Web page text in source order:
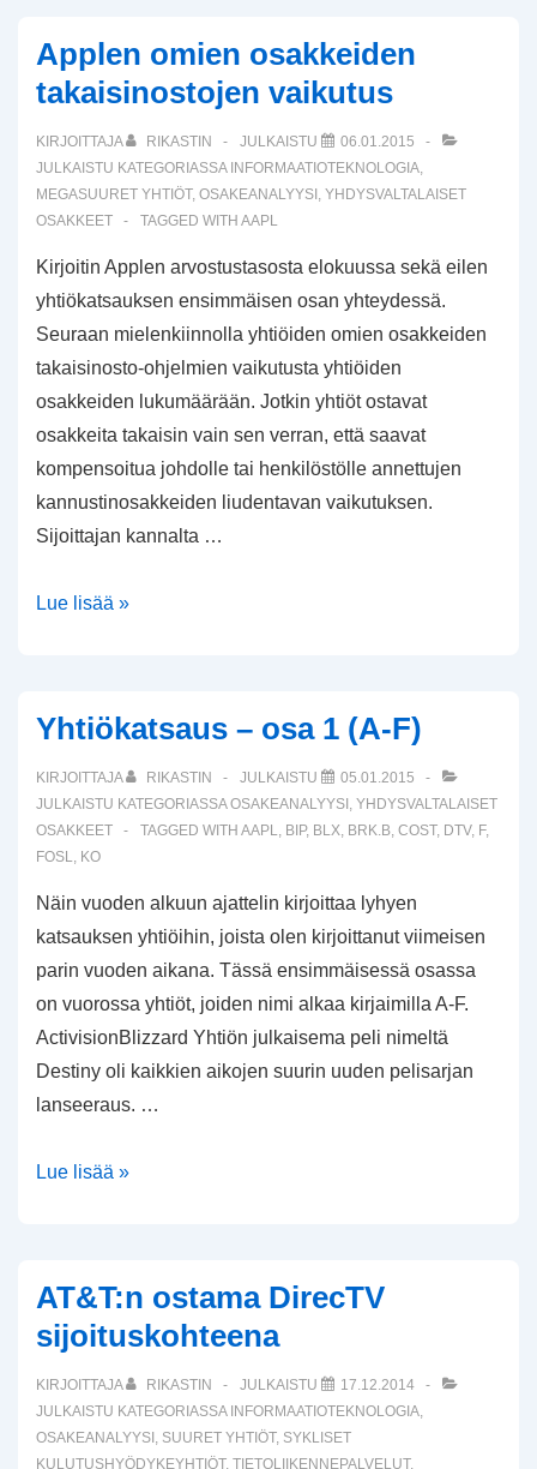
Applen omien osakkeiden
takaisinostojen vaikutus
KIRJOITTAJA RIKASTIN JULKAISTU
06.01.2015
JULKAISTU KATEGORIASSA INFORMAATIOTEKNOLOGIA,
MEGASUURET YHTIÖT, OSAKEANALYYSI , YHDYSVALTALAISET
OSAKKEET
TAGGED WITH AAPL
Kirjoitin Applen arvostustasosta elokuussa sekä eilen
yhtiökatsauksen ensimmäisen osan yhteydessä.
Seuraan mielenkiinnolla yhtiöiden omien osakkeiden
takaisinosto-ohjelmien vaikutusta yhtiöiden
osakkeiden lukumäärään. Jotkin yhtiöt ostavat
osakkeita takaisin vain sen verran, että saavat
kompensoitua johdolle tai henkilöstölle annettujen
kannustinosakkeiden liudentavan vaikutuksen.
Sijoittajan kannalta …
Applen
vaikutus
Lue lisää »
Yhtiökatsaus – osa 1 (A-F)
KIRJOITTAJA RIKASTIN JULKAISTU
05.01.2015
JULKAISTU KATEGORIASSAOSAKEANALYYSI , YHDYSVALTALAISET
OSAKKEET
TAGGED WITH AAPL, BIP, BLX, BRK.B, COST, DTV, F,
FOSL, KO
Näin vuoden alkuun ajattelin kirjoittaa lyhyen
katsauksen yhtiöihin, joista olen kirjoittanut viimeisen
parin vuoden aikana. Tässä ensimmäisessä osassa
on vuorossa yhtiöt, joiden nimi alkaa kirjaimilla A-F.
ActivisionBlizzard Yhtiön julkaisema peli nimeltä
Destiny oli kaikkien aikojen suurin uuden pelisarjan
lanseeraus. …
Yhtiökatsaus
(A-
F)
Lue lisää »
AT&T:n ostama DirecTV
sijoituskohteena
KIRJOITTAJA RIKASTIN JULKAISTU
17.12.2014
JULKAISTU KATEGORIASSA INFORMAATIOTEKNOLOGIA,
OSAKEANALYYSI , SUURET YHTIÖT, SYKLISET
KULUTUSHYÖDYKEYHTIÖT, TIETOLIIKENNEPALVELUT,